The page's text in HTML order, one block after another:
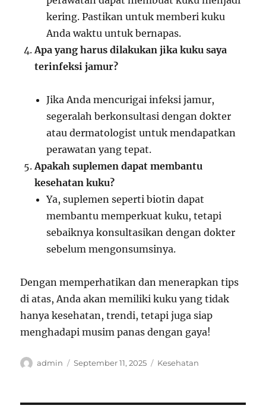
kering. Pastikan untuk memberi kuku
Anda waktu untuk bernapas.
Apa yang harus dilakukan jika kuku saya
terinfeksi jamur?
Jika Anda mencurigai infeksi jamur,
segeralah berkonsultasi dengan dokter
atau dermatologist untuk mendapatkan
perawatan yang tepat.
Apakah suplemen dapat membantu
kesehatan kuku?
Ya, suplemen seperti biotin dapat
membantu memperkuat kuku, tetapi
sebaiknya konsultasikan dengan dokter
sebelum mengonsumsinya.
Dengan memperhatikan dan menerapkan tips
di atas, Anda akan memiliki kuku yang tidak
hanya kesehatan, trendi, tetapi juga siap
menghadapi musim panas dengan gaya!
Author
admin
Posted
September 11, 2025 Categories
Kesehatan